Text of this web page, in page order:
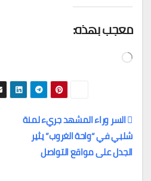
معجب بهذه:
جاري
تصفّح
المقالات
السر وراء المشهد جريء لمنة
شلبي في “واحة الغروب” يثير
الجدل على مواقع التواصل ‏